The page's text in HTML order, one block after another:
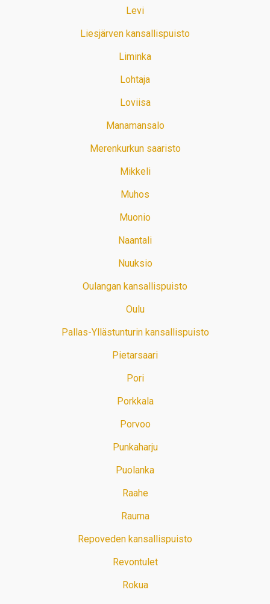
Levi
Liesjärven kansallispuisto
Liminka
Lohtaja
Loviisa
Manamansalo
Merenkurkun saaristo
Mikkeli
Muhos
Muonio
Naantali
Nuuksio
Oulangan kansallispuisto
Oulu
Pallas-Yllästunturin kansallispuisto
Pietarsaari
Pori
Porkkala
Porvoo
Punkaharju
Puolanka
Raahe
Rauma
Repoveden kansallispuisto
Revontulet
Rokua